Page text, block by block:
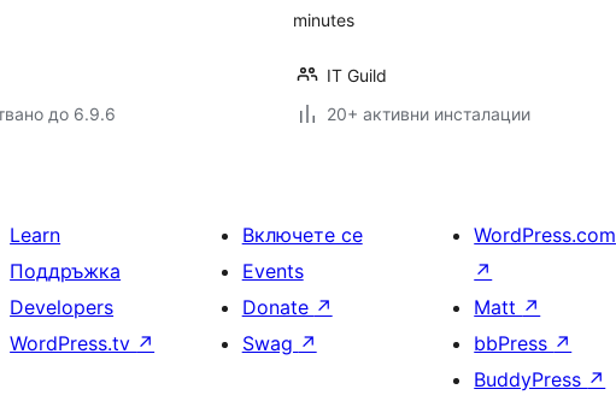
до 6.9.6
minutes
IT Guild
20+ активни инсталации
Learn
Поддръжка
Developers
WordPress.tv ↗
Включете се
Events
Donate ↗
Swag ↗
WordPress.com
↗
Matt ↗
bbPress ↗
BuddyPress ↗